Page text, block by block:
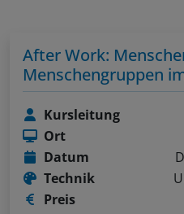
After Work:
Menschengruppen
Kursleitung
Ort
Datum
Technik
Preis